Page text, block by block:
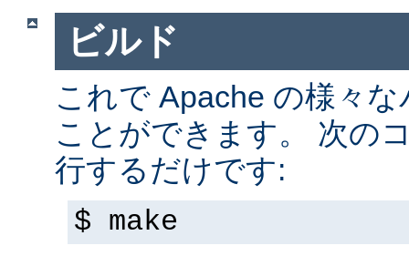
ビルド
これで Apache の様々
ことができます。 次の
行するだけです:
$ make